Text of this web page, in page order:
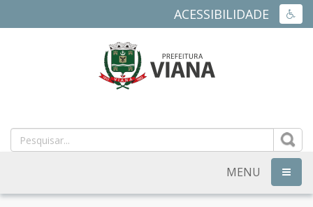
ACESSIBILIDADE
MUNICIPAL
DE
VIANA MENU